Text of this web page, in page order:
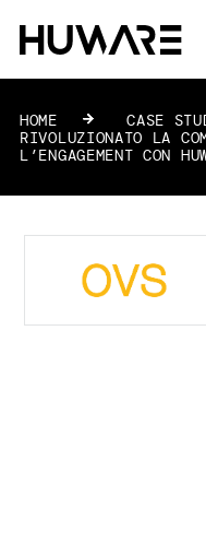
HOME » CASE
RIVOLUZIONATO LA
L’ENGAGEMENT CON